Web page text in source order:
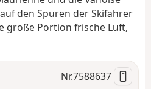
den Spuren der Skifahrer
große Portion frische Luft,
Nr.7588637